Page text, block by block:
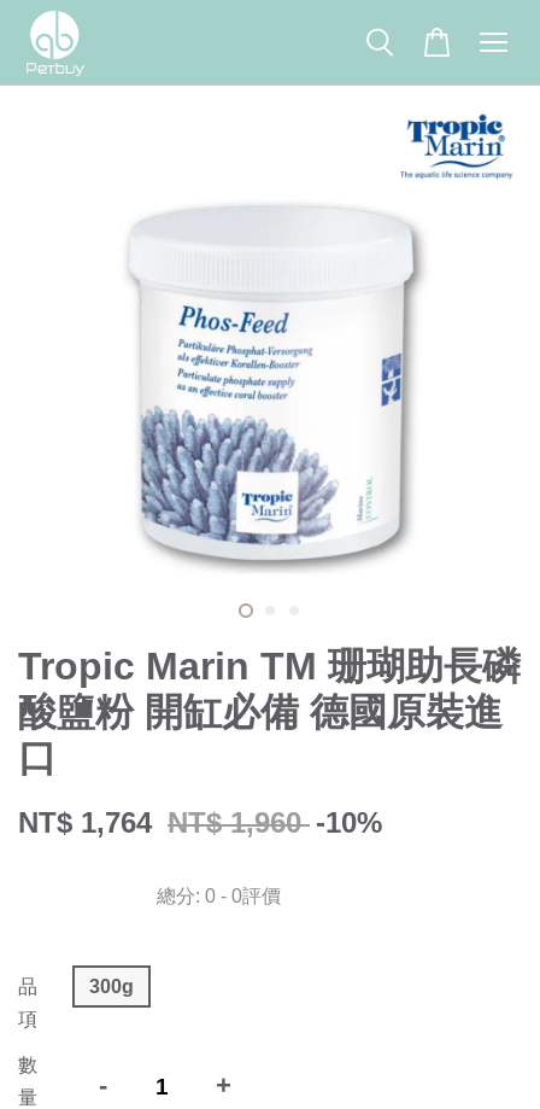
Tropic Marin TM 珊瑚助長磷
酸鹽粉 開缸必備 德國原裝進
口
NT$ 1,764 NT$ 1,960 -10%
總分: 0 - 0評價
品
項
300g
數
量
- +